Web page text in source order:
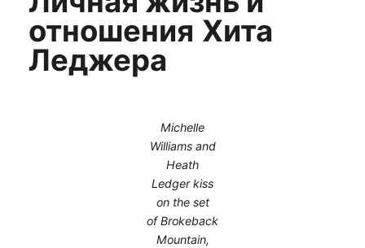
отношения Хита
Леджера
Michelle
Williams and
Heath
Ledger kiss
on the set
of Brokeback
Mountain,